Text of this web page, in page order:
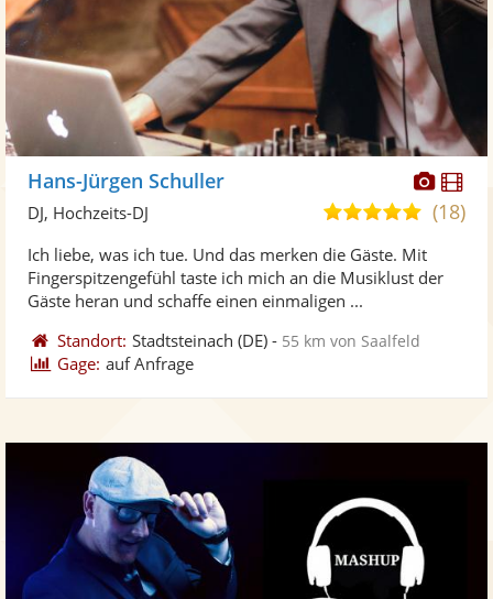
Hans-Jürgen Schuller
4,9
5
(18)
DJ, Hochzeits-DJ
Ich liebe, was ich tue. Und das merken die Gäste. Mit
Fingerspitzengefühl taste ich mich an die Musiklust der
Gäste heran und schaffe einen einmaligen ...
Standort: Stadtsteinach (DE) - 55 km von Saalfeld
Gage: auf Anfrage